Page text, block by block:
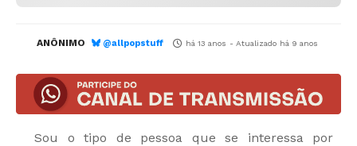
ANÔNIMO @allpopstuff há 13 anos - Atualizado há 9 anos
Sou o tipo de pessoa que se interessa por